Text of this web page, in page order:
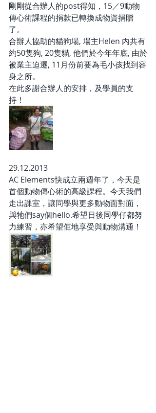
剛剛從合辦人的post得知，15／9動物
傳心術課程的捐款已轉換成物資捐贈
了。
合辦人協助的貓狗場, 場主Helen 內共有
約50隻狗, 20隻貓, 他們於今年年底, 由於
被業主迫遷, 11月份前要為毛小孩找到容
身之所。
在此多謝合辦人的安排，及學員的支
持！
29.12.2013
AC Elements快成立兩週年了，今天是
首個動物傳心術的高級課程。今天我們
走出課室，讓同學與更多動物面對面，
與牠們say個hello.希望日後同學仔都努
力練習，亦希望佢地享受與動物溝通！